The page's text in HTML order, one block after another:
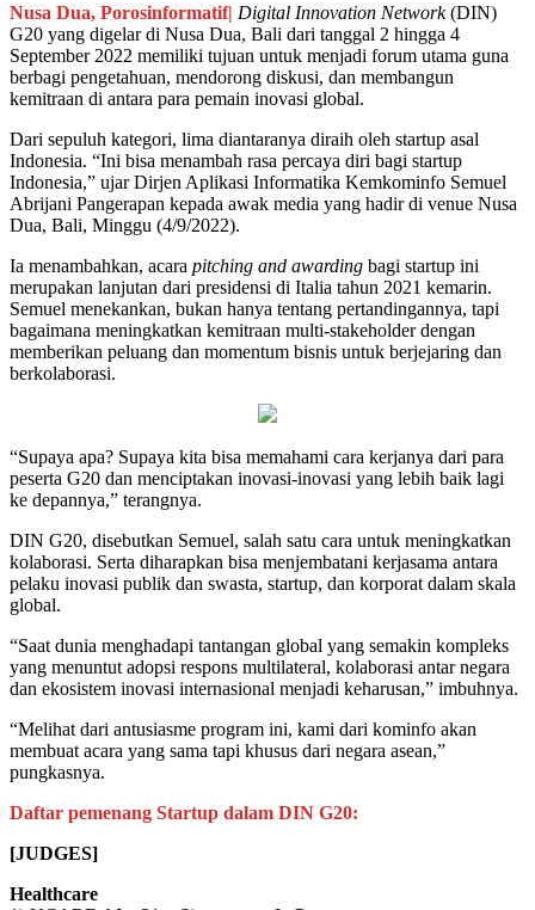
Nusa Dua, Porosinformatif| Digital Innovation Network(DIN)
G20 yang digelar di Nusa Dua, Bali dari tanggal 2 hingga 4
September 2022 memiliki tujuan untuk menjadi forum utama guna
berbagi pengetahuan, mendorong diskusi, dan membangun
kemitraan di antara para pemain inovasi global.
Dari sepuluh kategori, lima diantaranya diraih oleh startup asal
Indonesia. “Ini bisa menambah rasa percaya diri bagi startup
Indonesia,” ujar Dirjen Aplikasi Informatika Kemkominfo Semuel
Abrijani Pangerapan kepada awak media yang hadir di venue Nusa
Dua, Bali, Minggu (4/9/2022).
Ia menambahkan, acara pitching and awarding bagi startup ini
merupakan lanjutan dari presidensi di Italia tahun 2021 kemarin.
Semuel menekankan, bukan hanya tentang pertandingannya, tapi
bagaimana meningkatkan kemitraan multi-stakeholder dengan
memberikan peluang dan momentum bisnis untuk berjejaring dan
berkolaborasi.
“Supaya apa? Supaya kita bisa memahami cara kerjanya dari para
peserta G20 dan menciptakan inovasi-inovasi yang lebih baik lagi
ke depannya,” terangnya.
DIN G20, disebutkan Semuel, salah satu cara untuk meningkatkan
kolaborasi. Serta diharapkan bisa menjembatani kerjasama antara
pelaku inovasi publik dan swasta, startup, dan korporat dalam skala
global.
“Saat dunia menghadapi tantangan global yang semakin kompleks
yang menuntut adopsi respons multilateral, kolaborasi antar negara
dan ekosistem inovasi internasional menjadi keharusan,” imbuhnya.
“Melihat dari antusiasme program ini, kami dari kominfo akan
membuat acara yang sama tapi khusus dari negara asean,”
pungkasnya.
Daftar pemenang Startup dalam DIN G20:
[JUDGES]
Healthcare